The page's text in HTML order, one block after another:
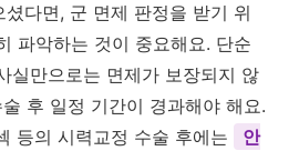
다면, 군 면제 판정을 받기 위
파악하는 것이 중요해요. 단순
실만으로는 면제가 보장되지 않
후 일정 기간이 경과해야 해요.
등의 시력교정 수술 후에는
안